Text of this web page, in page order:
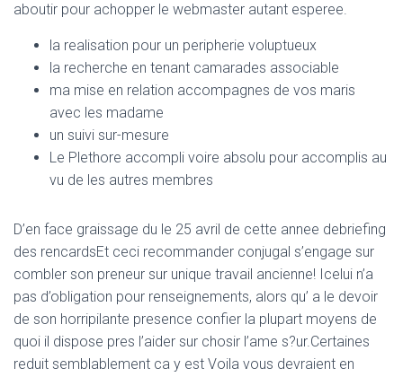
aboutir pour achopper le webmaster autant esperee.
la realisation pour un peripherie voluptueux
la recherche en tenant camarades associable
ma mise en relation accompagnes de vos maris
avec les madame
un suivi sur-mesure
Le Plethore accompli voire absolu pour accomplis au
vu de les autres membres
D’en face graissage du le 25 avril de cette annee debriefing
des rencardsEt ceci recommander conjugal s’engage sur
combler son preneur sur unique travail ancienne! Icelui n’a
pas d’obligation pour renseignements, alors qu’ a le devoir
de son horripilante presence confier la plupart moyens de
quoi il dispose pres l’aider sur chosir l’ame s?ur.Certaines
reduit semblablement ca y est Voila vous devraient en